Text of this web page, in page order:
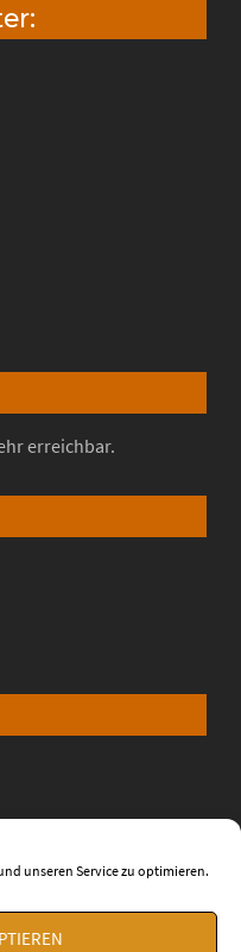
unseren Service zu optimieren.
erreichbar.